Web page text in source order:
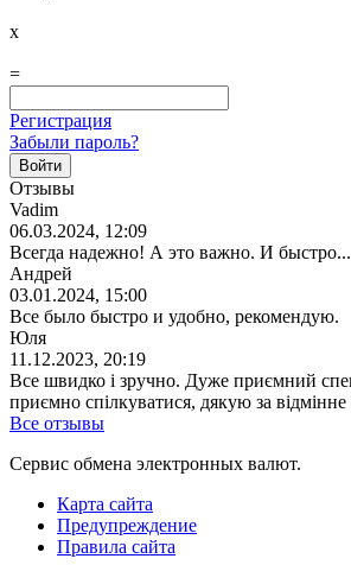
x
=
Регистрация
Забыли пароль?
Отзывы
Vadim
06.03.2024, 12:09
Всегда надежно! А это важно. И быстро...
Андрей
03.01.2024, 15:00
Все было быстро и удобно, рекомендую.
Юля
11.12.2023, 20:19
Все швидко і зручно. Дуже приємний
приємно спілкуватися, дякую за
Все отзывы
Сервис обмена электронных валют.
Карта сайта
Предупреждение
Правила сайта